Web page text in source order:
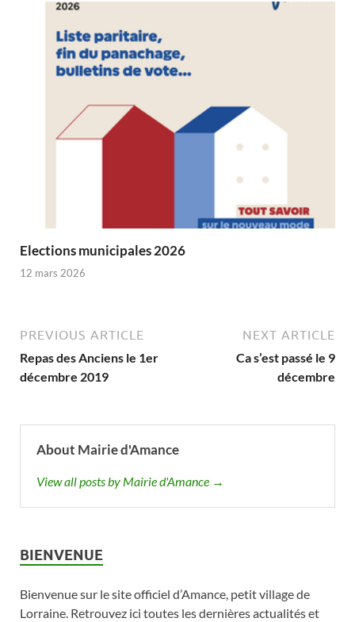
Elections municipales 2026
12 mars 2026
PREVIOUS ARTICLE
Repas des Anciens le 1er
décembre 2019
NEXT ARTICLE
Ca s’est passé le 9
décembre
About Mairie d'Amance
View all posts by Mairie d'Amance →
BIENVENUE
Bienvenue sur le site officiel d’Amance, petit village de
Lorraine. Retrouvez ici toutes les dernières actualités et